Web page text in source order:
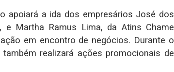
apoiará a ida dos empresários José dos
e Martha Ramus Lima, da Atins Chame
em encontro de negócios. Durante o
realizará ações promocionais de